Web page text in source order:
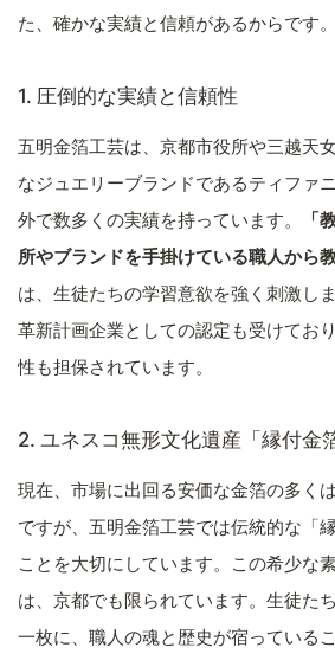
た、確かな実績と信頼があるからです。
1. 圧倒的な実績と信頼性
五明金箔工芸は、京都市役所や三越天
なジュエリーブランドであるティファ
外で数多くの実績を持っています。
「
所やブランドを手掛けている職人から教
は、生徒たちの学習意欲を強く刺激し
革新計画企業としての認定も受けてお
性も担保されています。
2. ユネスコ無形文化遺産「縁付金
現在、市場に出回る安価な金箔の多く
ですが、五明金箔工芸では伝統的な「
ことを大切にしています。この希少な
は、京都でも限られています。生徒た
一枚に、職人の魂と歴史が宿っている